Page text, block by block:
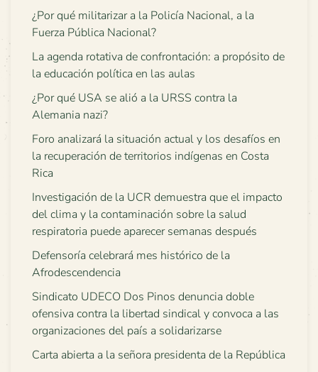
¿Por qué militarizar a la Policía Nacional, a la
Fuerza Pública Nacional?
La agenda rotativa de confrontación: a propósito de
la educación política en las aulas
¿Por qué USA se alió a la URSS contra la
Alemania nazi?
Foro analizará la situación actual y los desafíos en
la recuperación de territorios indígenas en Costa
Rica
Investigación de la UCR demuestra que el impacto
del clima y la contaminación sobre la salud
respiratoria puede aparecer semanas después
Defensoría celebrará mes histórico de la
Afrodescendencia
Sindicato UDECO Dos Pinos denuncia doble
ofensiva contra la libertad sindical y convoca a las
organizaciones del país a solidarizarse
Carta abierta a la señora presidenta de la República